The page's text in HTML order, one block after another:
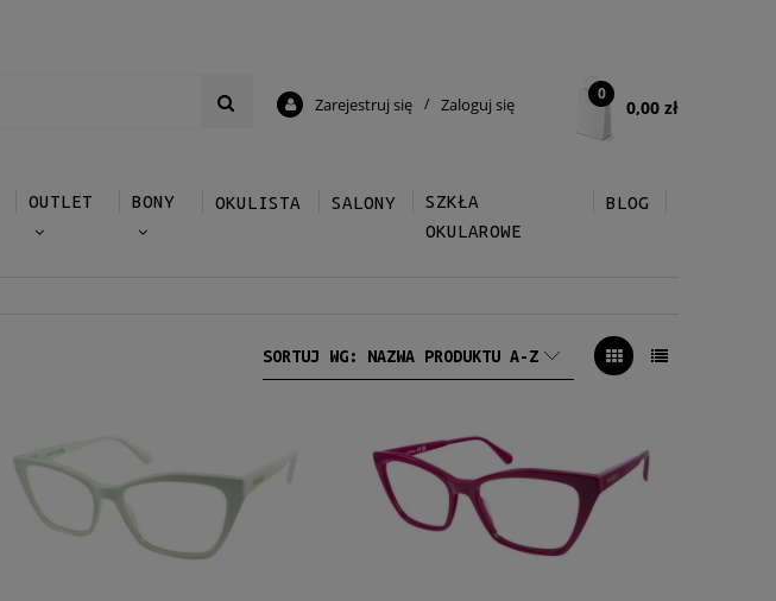
0,00 zł
0
Zarejestruj się / Zaloguj się
OUTLET BONY OKULISTA SALONY
SZKŁA
OKULAROWE
BLOG
SORTUJ WG: NAZWA PRODUKTU A-Z